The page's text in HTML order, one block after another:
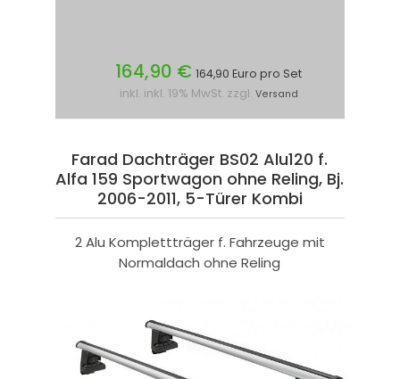
164,90 € 164,90 Euro pro Set
inkl. inkl. 19% MwSt. zzgl. Versand
Farad Dachträger BS02 Alu120 f.
Alfa 159 Sportwagon ohne Reling, Bj.
2006-2011, 5-Türer Kombi
2 Alu Komplettträger f. Fahrzeuge mit
Normaldach ohne Reling